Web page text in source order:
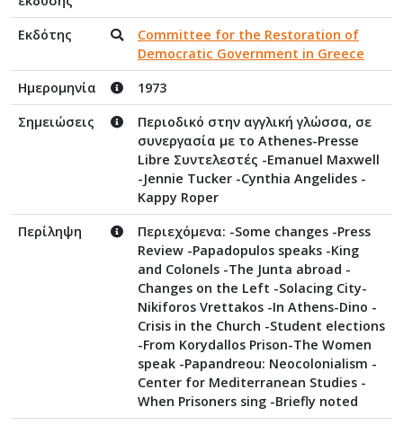
Εκδότης
Committee for the Restoration of
Democratic Government in Greece
Ημερομηνία
1973
Σημειώσεις
Περιοδικό στην αγγλική γλώσσα, σε
συνεργασία με το Athenes-Presse
Libre Συντελεστές -Emanuel Maxwell
-Jennie Tucker -Cynthia Angelides -
Kappy Roper
Περίληψη
Περιεχόμενα: -Some changes -Press
Review -Papadopulos speaks -King
and Colonels -The Junta abroad -
Changes on the Left -Solacing City-
Nikiforos Vrettakos -In Athens-Dino -
Crisis in the Church -Student elections
-From Korydallos Prison-The Women
speak -Papandreou: Neocolonialism -
Center for Mediterranean Studies -
When Prisoners sing -Briefly noted